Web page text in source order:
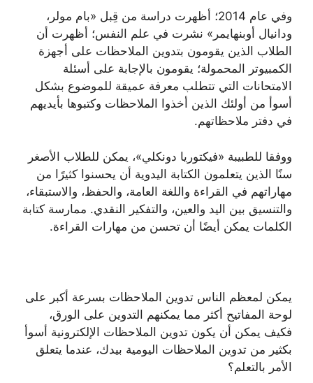
وفي عام 2014؛ أظهرت دراسة من قِبل «بام مولر،
ودانيال أوبنهايمر» نشرت في علم النفس؛ أظهرت أن
الطلاب الذين يقومون بتدوين الملاحظات على أجهزة
الكمبيوتر المحمولة؛ يقومون بالإجابة على أسئلة
الامتحانات التي تتطلب معرفة عميقة للموضوع بشكل
أسوأ من أولئك الذين أخذوا الملاحظات وكتبوها بأيديهم
في دفتر ملاحظاتهم.
ووفقا للطبيبة «فيكتوريا دونكلي»، يمكن للطلاب الأصغر
سنًا الذين يتعلمون الكتابة اليدوية أن يحسنوا كثيرًا من
مهاراتهم في القراءة واللغة العامة، والحفظ، والاستبقاء،
والتنسيق بين اليد والعين، والتفكير النقدي. ممارسة كتابة
الكلمات يمكن أيضًا أن تحسن من مهارات القراءة.
يمكن لمعظم الناس تدوين الملاحظات بسرعة أكبر على
لوحة المفاتيح أكثر مما يمكنهم التدوين على الورق،
فكيف يمكن أن يكون تدوين الملاحظات الإلكترونية أسوأ
بكثير من تدوين الملاحظات اليومية بيدك، عندما يتعلق
الأمر بالتعلم؟